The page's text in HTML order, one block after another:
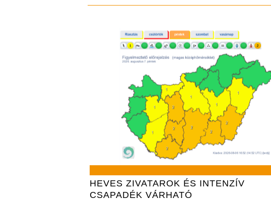
HEVES ZIVATAROK ÉS INTENZÍV
CSAPADÉK VÁRHATÓ